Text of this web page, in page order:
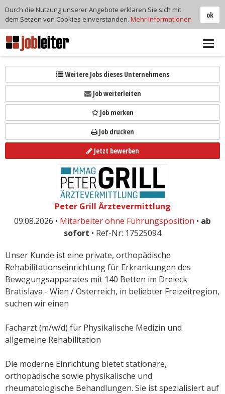
Weitere Jobs dieses Unternehmens
Job weiterleiten
Job merken
Job drucken
Jetzt bewerben
Peter Grill Ärztevermittlung
09.08.2026 • Mitarbeiter ohne Führungsposition • ab
sofort • Ref-Nr: 17525094
Unser Kunde ist eine private, orthopädische
Rehabilitationseinrichtung für Erkrankungen des
Bewegungsapparates mit 140 Betten im Dreieck
Bratislava - Wien / Österreich, in beliebter Freizeitregion,
suchen wir einen
Facharzt (m/w/d) für Physikalische Medizin und
allgemeine Rehabilitation
Die moderne Einrichtung bietet stationäre,
orthopädische sowie physikalische und
rheumatologische Behandlungen. Sie ist spezialisiert auf
ok
Durch die Nutzung unserer Angebote erklären Sie sich mit
dem Setzen von Cookies einverstanden. Mehr Informationen